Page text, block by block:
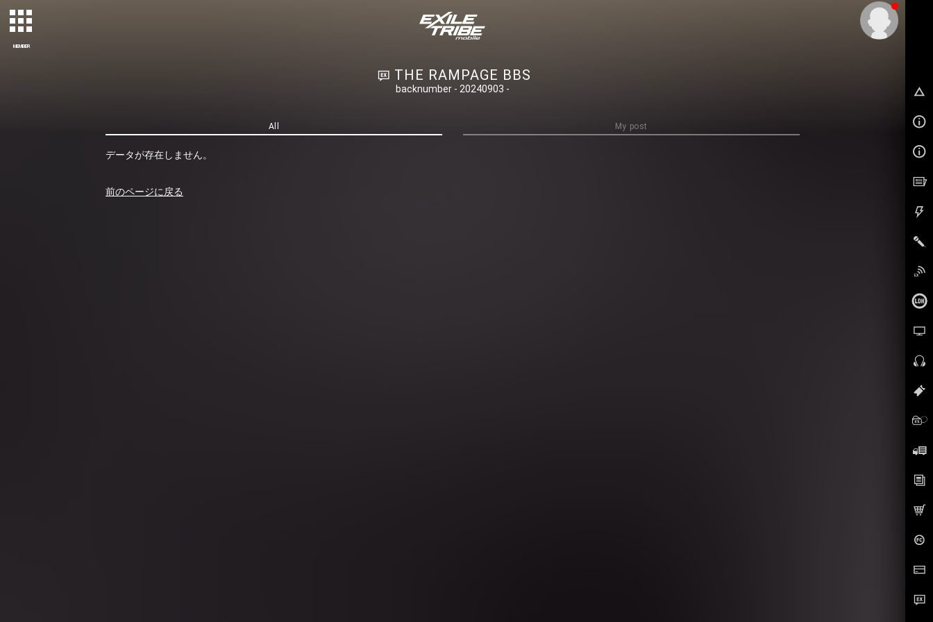
MEMBER
THE RAMPAGE BBS
backnumber - 20240903 -
All My post
データが存在しません。
前のページに戻る